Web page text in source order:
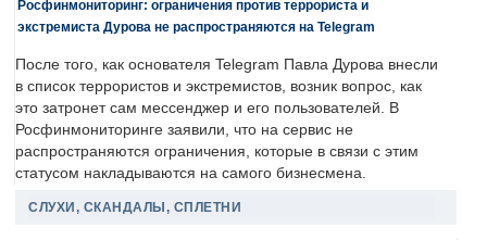
Росфинмониторинг: ограничения против террориста и
экстремиста Дурова не распространяются на Telegram
После того, как основателя Telegram Павла Дурова внесли
в список террористов и экстремистов, возник вопрос, как
это затронет сам мессенджер и его пользователей. В
Росфинмониторинге заявили, что на сервис не
распространяются ограничения, которые в связи с этим
статусом накладываются на самого бизнесмена.
СЛУХИ, СКАНДАЛЫ, СПЛЕТНИ